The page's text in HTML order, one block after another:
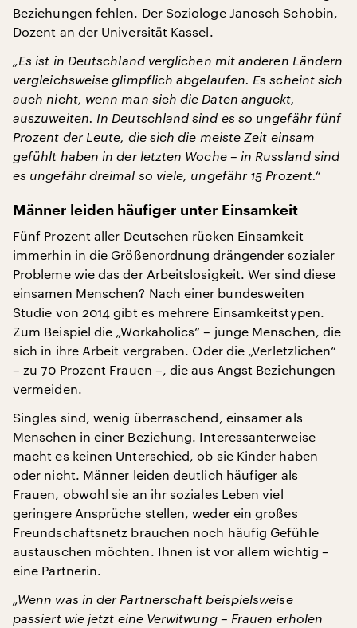
Beziehungen fehlen. Der Soziologe Janosch Schobin,
Dozent an der Universität Kassel.
„Es ist in Deutschland verglichen mit anderen Ländern
vergleichsweise glimpflich abgelaufen. Es scheint sich
auch nicht, wenn man sich die Daten anguckt,
auszuweiten. In Deutschland sind es so ungefähr fünf
Prozent der Leute, die sich die meiste Zeit einsam
gefühlt haben in der letzten Woche – in Russland sind
es ungefähr dreimal so viele, ungefähr 15 Prozent.“
Männer leiden häufiger unter Einsamkeit
Fünf Prozent aller Deutschen rücken Einsamkeit
immerhin in die Größenordnung drängender sozialer
Probleme wie das der Arbeitslosigkeit. Wer sind diese
einsamen Menschen? Nach einer bundesweiten
Studie von 2014 gibt es mehrere Einsamkeitstypen.
Zum Beispiel die „Workaholics“ – junge Menschen, die
sich in ihre Arbeit vergraben. Oder die „Verletzlichen“
– zu 70 Prozent Frauen –, die aus Angst Beziehungen
vermeiden.
Singles sind, wenig überraschend, einsamer als
Menschen in einer Beziehung. Interessanterweise
macht es keinen Unterschied, ob sie Kinder haben
oder nicht. Männer leiden deutlich häufiger als
Frauen, obwohl sie an ihr soziales Leben viel
geringere Ansprüche stellen, weder ein großes
Freundschaftsnetz brauchen noch häufig Gefühle
austauschen möchten. Ihnen ist vor allem wichtig –
eine Partnerin.
„Wenn was in der Partnerschaft beispielsweise
passiert wie jetzt eine Verwitwung – Frauen erholen